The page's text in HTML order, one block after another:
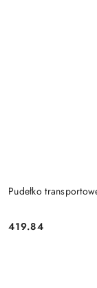
Pudełko
Cena:
419.84